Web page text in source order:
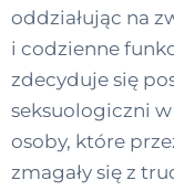
oddziałując na
i codzienne
zdecyduje się
seksuologiczni
osoby, które
zmagały się z